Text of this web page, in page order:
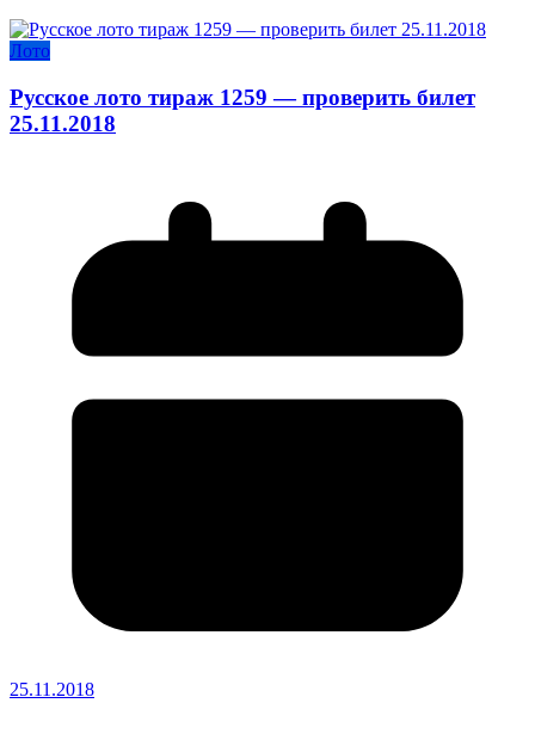
Лото
Русское лото тираж 1259 — проверить билет
25.11.2018
25.11.2018